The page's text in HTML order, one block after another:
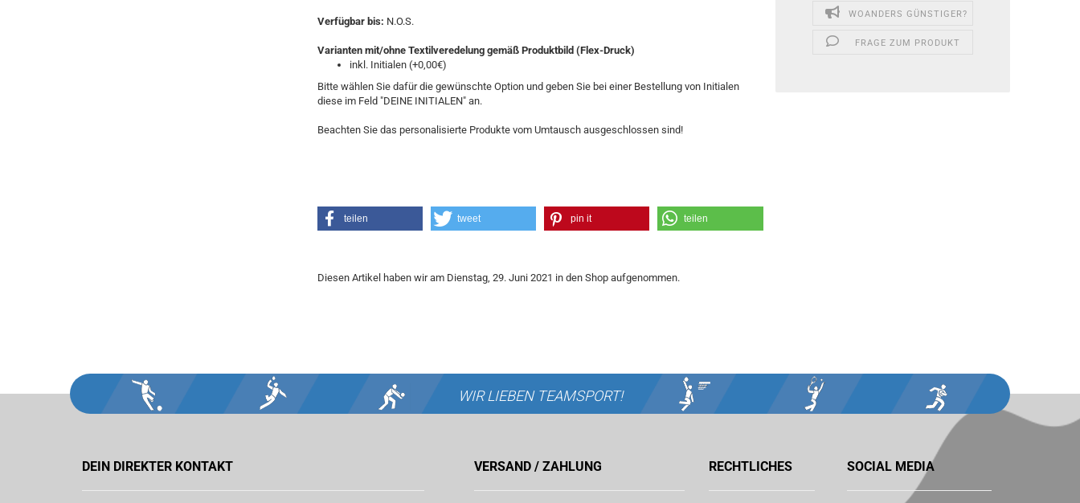
WOANDERS GÜNSTIGER?
FRAGE ZUM PRODUKT
Verfügbar bis: N.O.S.
Varianten mit/ohne Textilveredelung gemäß Produktbild (Flex-Druck)
inkl. Initialen (+0,00€)
Bitte wählen Sie dafür die gewünschte Option und geben Sie bei einer Bestellung von Initialen
diese im Feld "DEINE INITIALEN" an.
Beachten Sie das personalisierte Produkte vom Umtausch ausgeschlossen sind!
teilen tweet pin it teilen
Diesen Artikel haben wir am Dienstag, 29. Juni 2021 in den Shop aufgenommen.
WIR LIEBEN TEAMSPORT!
DEIN DIREKTER KONTAKT VERSAND / ZAHLUNG RECHTLICHES SOCIAL MEDIA